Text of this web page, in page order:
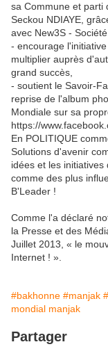
sa Commune et parti
Seckou NDIAYE,
avec New3S -
- encourage
multiplier auprès
grand succès,
- soutient le Savoir-
reprise de l'album
Mondiale sur sa
https://
En POLITIQUE
Solutions d'avenir
idées et les
comme des plus
B'Leader !
Comme l'a déclaré
la Presse et des
Juillet 2013, « le
Internet ! ».
#bakhonne #manjak
mondial manjak
Partager